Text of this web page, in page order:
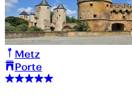
Metz
Porte